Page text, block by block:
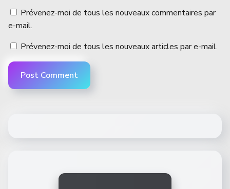
Prévenez-moi de tous les nouveaux commentaires par
e-mail.
Prévenez-moi de tous les nouveaux articles par e-mail.